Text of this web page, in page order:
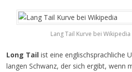
Lang Tail Kurve bei Wikipedia
Long Tailist eine englischsprachliche
langen Schwanz, der sich ergibt, wenn